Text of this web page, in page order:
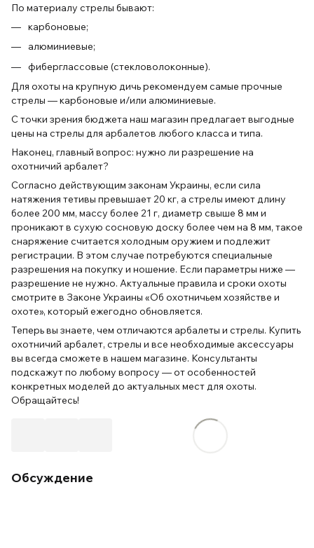
По материалу стрелы бывают:
карбоновые;
алюминиевые;
фиберглассовые (стекловолоконные).
Для охоты на крупную дичь рекомендуем самые прочные
стрелы — карбоновые и/или алюминиевые.
С точки зрения бюджета наш магазин предлагает выгодные
цены на стрелы для арбалетов любого класса и типа.
Наконец, главный вопрос: нужно ли разрешение на
охотничий арбалет?
Согласно действующим законам Украины, если сила
натяжения тетивы превышает 20 кг, а стрелы имеют длину
более 200 мм, массу более 21 г, диаметр свыше 8 мм и
проникают в сухую сосновую доску более чем на 8 мм, такое
снаряжение считается холодным оружием и подлежит
регистрации. В этом случае потребуются специальные
разрешения на покупку и ношение. Если параметры ниже —
разрешение не нужно. Актуальные правила и сроки охоты
смотрите в Законе Украины «Об охотничьем хозяйстве и
охоте», который ежегодно обновляется.
Теперь вы знаете, чем отличаются арбалеты и стрелы. Купить
охотничий арбалет, стрелы и все необходимые аксессуары
вы всегда сможете в нашем магазине. Консультанты
подскажут по любому вопросу — от особенностей
конкретных моделей до актуальных мест для охоты.
Обращайтесь!
Обсуждение